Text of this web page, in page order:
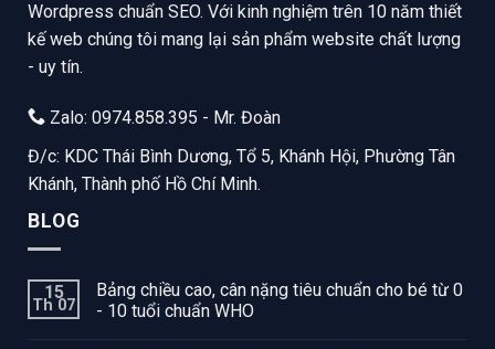
Wordpress chuẩn SEO. Với kinh nghiệm trên 10 năm thiết
kế web chúng tôi mang lại sản phẩm website chất lượng
- uy tín.
Zalo: 0974.858.395 - Mr. Đoàn
Đ/c: KDC Thái Bình Dương, Tổ 5, Khánh Hội, Phường Tân
Khánh, Thành phố Hồ Chí Minh.
BLOG
15
Th 07
Bảng chiều cao, cân nặng tiêu chuẩn cho bé từ 0
- 10 tuổi chuẩn WHO